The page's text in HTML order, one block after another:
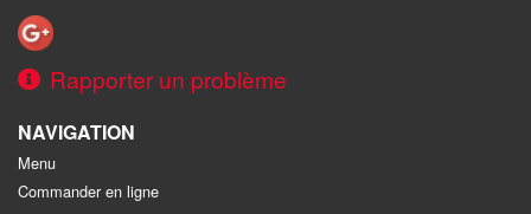
Rapporter un problème
NAVIGATION
Menu
Commander en ligne